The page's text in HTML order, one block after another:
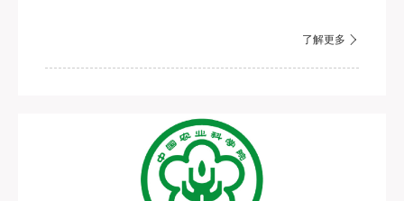
了解更多